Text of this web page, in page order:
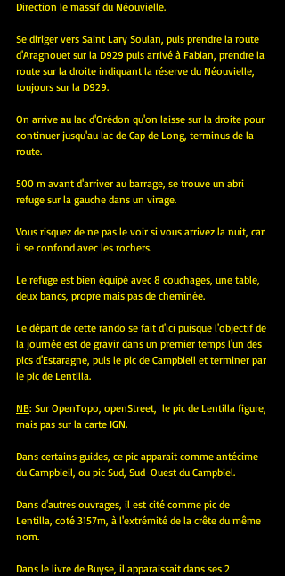
Direction le massif du Néouvielle.
Se diriger vers Saint Lary Soulan, puis prendre la route
d'Aragnouet sur la D929 puis arrivé à Fabian, prendre la
route sur la droite indiquant la réserve du Néouvielle,
toujours sur la D929.
On arrive au lac d'Orédon qu'on laisse sur la droite pour
continuer jusqu'au lac de Cap de Long, terminus de la
route.
500 m avant d'arriver au barrage, se trouve un abri
refuge sur la gauche dans un virage.
Vous risquez de ne pas le voir si vous arrivez la nuit, car
il se confond avec les rochers.
Le refuge est bien équipé avec 8 couchages, une table,
deux bancs, propre mais pas de cheminée.
Le départ de cette rando se fait d'ici puisque l'objectif de
la journée est de gravir dans un premier temps l'un des
pics d'Estaragne, puis le pic de Campbieil et terminer par
le pic de Lentilla.
NB: Sur OpenTopo, openStreet,  le pic de Lentilla figure,
mais pas sur la carte IGN.
Dans certains guides, ce pic apparait comme antécime
du Campbieil, ou pic Sud, Sud-Ouest du Campbiel.
Dans d'autres ouvrages, il est cité comme pic de
Lentilla, coté 3157m, à l'extrémité de la crête du même
nom.
Dans le livre de Buyse, il apparaissait dans ses 2